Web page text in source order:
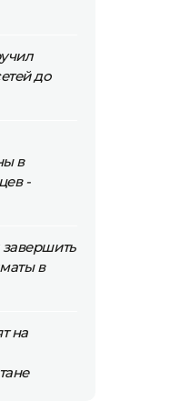
до
в
-
в
на